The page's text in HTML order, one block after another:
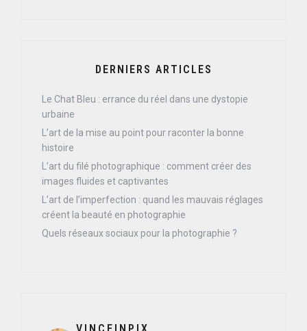
DERNIERS ARTICLES
Le Chat Bleu : errance du réel dans une dystopie
urbaine
L’art de la mise au point pour raconter la bonne
histoire
L’art du filé photographique : comment créer des
images fluides et captivantes
L’art de l’imperfection : quand les mauvais réglages
créent la beauté en photographie
Quels réseaux sociaux pour la photographie ?
VINCEINPIX